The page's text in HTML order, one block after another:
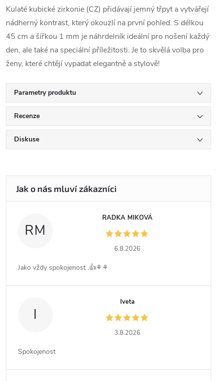
Kulaté kubické zirkonie (CZ) přidávají jemný třpyt a vytvářejí
nádherný kontrast, který okouzlí na první pohled. S délkou
45 cm a šířkou 1 mm je náhrdelník ideální pro nošení každý
den, ale také na speciální příležitosti. Je to skvělá volba pro
ženy, které chtějí vypadat elegantně a stylově!
Parametry produktu
Recenze
Diskuse
RM
RADKA MIKOVÁ
6.8.2026
Jako vždy spokojenost .👍⚘️⚘️
I
Iveta
3.8.2026
Spokojenost